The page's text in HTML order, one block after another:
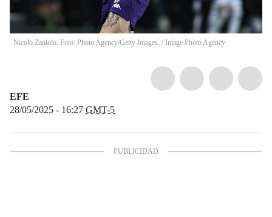
Nicolo Zaniolo. Foto: Photo Agency/Getty Images. / Image Photo Agency
EFE
28/05/2025 - 16:27 GMT-5